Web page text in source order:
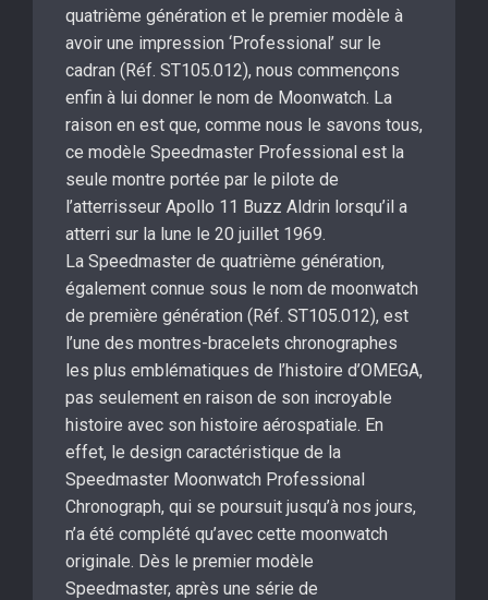
quatrième génération et le premier modèle à
avoir une impression ‘Professional’ sur le
cadran (Réf. ST105.012), nous commençons
enfin à lui donner le nom de Moonwatch. La
raison en est que, comme nous le savons tous,
ce modèle Speedmaster Professional est la
seule montre portée par le pilote de
l’atterrisseur Apollo 11 Buzz Aldrin lorsqu’il a
atterri sur la lune le 20 juillet 1969.
La Speedmaster de quatrième génération,
également connue sous le nom de moonwatch
de première génération (Réf. ST105.012), est
l’une des montres-bracelets chronographes
les plus emblématiques de l’histoire d’OMEGA,
pas seulement en raison de son incroyable
histoire avec son histoire aérospatiale. En
effet, le design caractéristique de la
Speedmaster Moonwatch Professional
Chronograph, qui se poursuit jusqu’à nos jours,
n’a été complété qu’avec cette moonwatch
originale. Dès le premier modèle
Speedmaster, après une série de